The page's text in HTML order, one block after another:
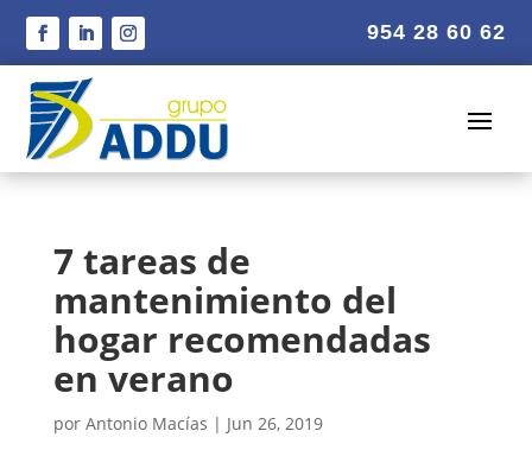
954 28 60 62
7 tareas de
mantenimiento del
hogar recomendadas
en verano
por Antonio Macías | Jun 26, 2019